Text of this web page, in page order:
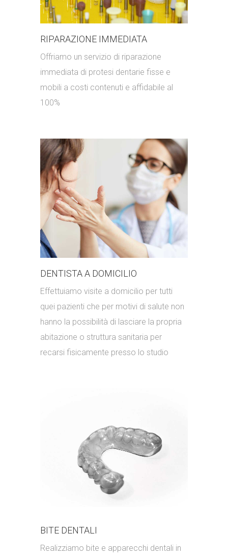
RIPARAZIONE IMMEDIATA
Offriamo un servizio di riparazione
immediata di protesi dentarie fisse e
mobili a costi contenuti e affidabile al
100%
DENTISTA A DOMICILIO
Effettuiamo visite a domicilio per tutti
quei pazienti che per motivi di salute non
hanno la possibilità di lasciare la propria
abitazione o struttura sanitaria per
recarsi fisicamente presso lo studio
BITE DENTALI
Realizziamo bite e apparecchi dentali in